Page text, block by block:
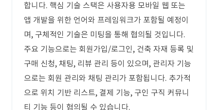
합니다. 핵심 기술 스택은 사용자용 모바일 웹 또는
앱 개발을 위한 언어와 프레임워크가 포함될 예정이
며, 구체적인 기술은 미팅을 통해 협의될 것입니다.
주요 기능으로는 회원가입/로그인, 건축 자재 등록 및
구매 신청, 채팅, 리뷰 관리 등이 있으며, 관리자 기능
으로는 회원 관리와 채팅 관리가 포함됩니다. 추가적
으로 위치 기반 리스트, 결제 기능, 구인 구직 커뮤니
티 기능 등이 협의될 수 있습니다.